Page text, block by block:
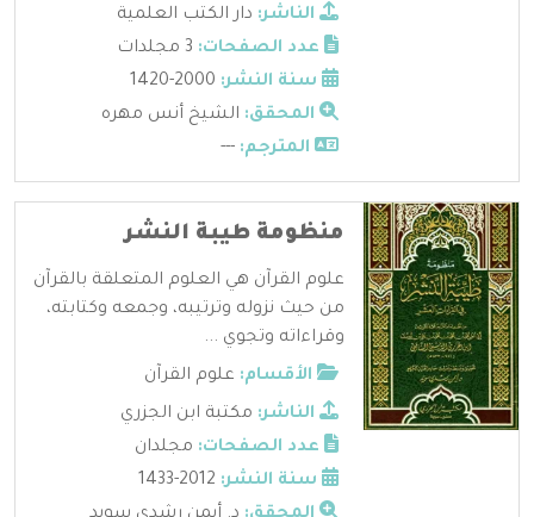
الناشر: دار الكتب العلمية
عدد الصفحات:
سنة النشر:
المحقق: الشيخ أنس مهره
المترجم: ---
منظومة طيبة النشر
علوم القرآن هي العلوم المتعلقة بالقرآن
من حيث نزوله وترتيبه، وجمعه وكتابته،
وقراءاته وتجوي ...
الأقسام: علوم القرآن
الناشر: مكتبة ابن الجزري
عدد الصفحات: مجلدان
سنة النشر: